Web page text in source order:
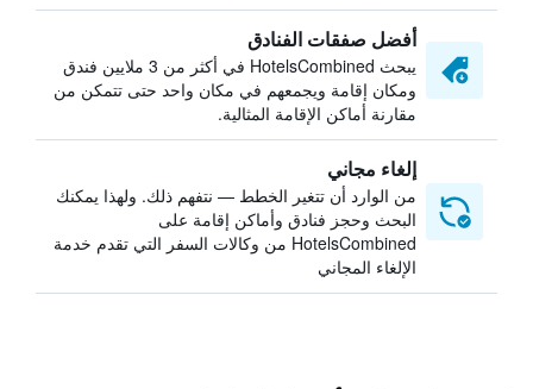
أفضل صفقات الفنادق
يبحث HotelsCombined في أكثر من 3 ملايين فندق
ومكان إقامة ويجمعهم في مكان واحد حتى تتمكن من
مقارنة أماكن الإقامة المثالية.
إلغاء مجاني
من الوارد أن تتغير الخطط — نتفهم ذلك. ولهذا يمكنك
البحث وحجز فنادق وأماكن إقامة على
HotelsCombined من وكالات السفر التي تقدم خدمة
الإلغاء المجاني